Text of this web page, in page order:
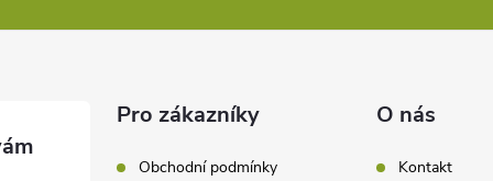
Pro zákazníky
Obchodní podmínky
O nás
Kontakt